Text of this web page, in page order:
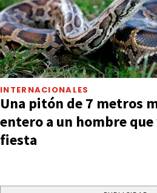
INTERNACIONALES
Una pitón de 7 metros
entero a un hombre
fiesta